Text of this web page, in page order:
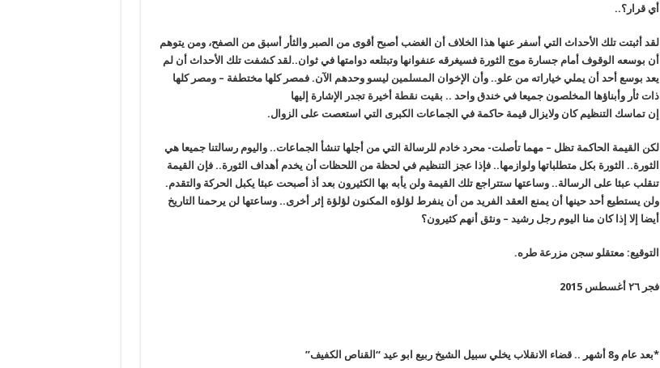
أي قرار؟..
لقد أثبتت تلك الأحداث التي أسفر عنها هذا الخلاف أن الغضب أصبح أقوى من الصبر والثأر أسبق من الصفح، ومن يتوهم
أن بوسعه الوقوف أمام جسارة موج الثورة فسيغرقه عنفوانها وتبتلعه دوامتها في ثوان..لقد كشفت تلك الأحداث أن لم
يعد بوسع أحد أن يملي خياراته من علو.. وأن الإخوان المسلمين ليسو وحدهم الآن. فمصر كلها مختطفة – ومصر كلها
ذات ثأر وأبناؤها المخلصون جميعا في خندق واحد .. بقيت نقطة أخيرة تجدر الإشارة إليها
إن تماسك التنظيم كان ولايزال قيمة حاكمة في الجماعات الكبرى التي استعصت على الزوال.
لكن القيمة الحاكمة تظل – مهما تأصلت- محرد خادم للرسالة التي من أجلها تنشأ الجماعات.. واليوم رسالتنا جميعا هي
الثورة.. الثورة بكل متطلباتها ولوازمها.. فإذا عجز التنظيم في لحظة من اللحظات أن يخدم أهداف الثورة.. فإن القيمة
تنقلب عبئا على الرسالة.. وساعتها ستتراجع تلك القيمة ولن يأبه بها الكثيرون بعد أذ أصبحت عبئا يكبل الحركة والتقدم.
ولن يستطيع أحد حينها أن يمنع العقد الفريد من أن ينفرط لؤلؤه المكنون لؤلؤة إثر أخرى.. وساعتها لن يرحمنا التاريخ
أيضا إلا إذا كان منا اليوم رجل رشيد – ونثق أنهم كثيرون؟
التوقيع: معتقلو سجن مزرعة طره.
فجر ٢٦ أغسطس 2015
*بعد عام و8 أشهر .. قضاء الانقلاب يخلي سبيل الشيخ ربيع ابو عيد “القناص الكفيف ”